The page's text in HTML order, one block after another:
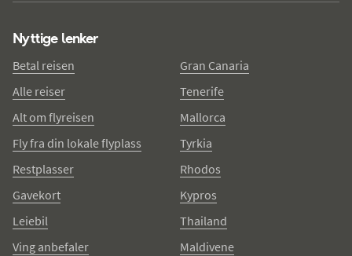
Nyttige lenker
Betal reisen
Alle reiser
Alt om flyreisen
Fly fra din lokale flyplass
Restplasser
Gavekort
Leiebil
Ving anbefaler
Gran Canaria
Tenerife
Mallorca
Tyrkia
Rhodos
Kypros
Thailand
Maldivene